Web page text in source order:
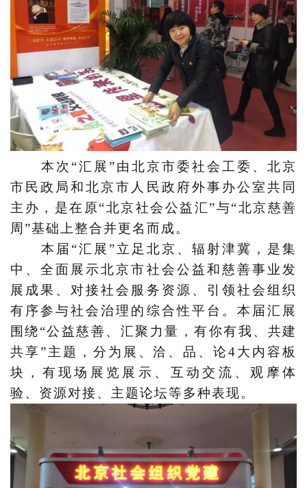
本次 “汇展”由北京市委社会工委、北京
市民政局和北京市人民政府外事办公室共同
主办，是在原“北京社会公益汇”与“北京慈善
周”基础上整合并更名而成。
本届 “汇展”立足北京、辐射津冀，是集
中、全面展示北京市社会公益和慈善事业发
展成果、对接社会服务资源、引领社会组织
有序参与社会治理的综合性平台。本届汇展
围绕“公益慈善、汇聚力量，有你有我、共建
共享”主题，分为展、洽、品、论4大内容板
块，有现场展览展示、互动交流、观摩体
验、资源对接、主题论坛等多种表现。